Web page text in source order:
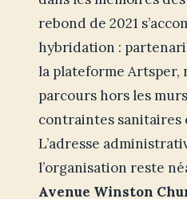
rebond de 2021
hybridation :
la plateforme Artsper,
parcours hors les
contraintes sanitaires
L’adresse
l’organisation reste
Avenue Winston